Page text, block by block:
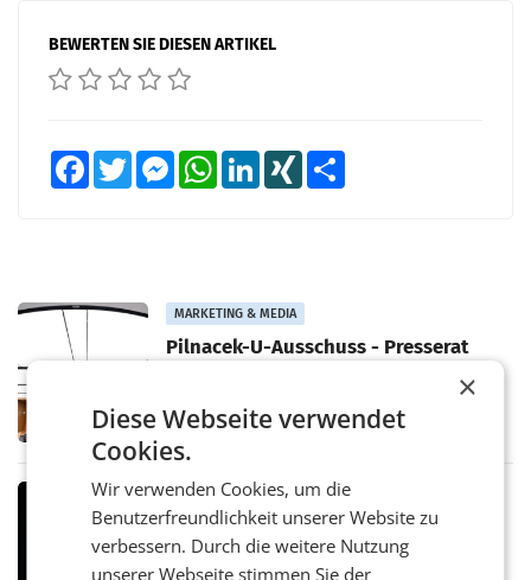
BEWERTEN SIE DIESEN ARTIKEL
FacebookTwitter MessengerWhatsAppLinkedInXING
MARKETING & MEDIA
Pilnacek-U-Ausschuss - Presserat
WIEN Der Presserat fordert Medienvertreter
dazu auf, im U-Ausschuss zu den
Ermittlungen rund um das Ableben des Ex-
Sektionschefs im Justizministerium, Christian
MARKETING & MEDIA
Stiftungsrat Lederer wehrt sich in
den SN gegen Vorwürfe
Mehrere Themen beschäftigen derzeit den
×
Diese Webseite verwendet
Cookies.
Wir verwenden Cookies, um die
Benutzerfreundlichkeit unserer Website zu
verbessern. Durch die weitere Nutzung
unserer Webseite stimmen Sie der